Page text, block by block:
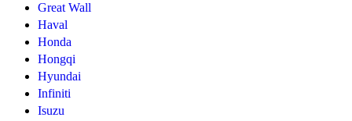
Great Wall
Haval
Honda
Hongqi
Hyundai
Infiniti
Isuzu